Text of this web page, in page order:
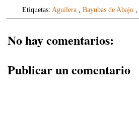
Etiquetas: Aguilera, Bayubas de Abajo,
No hay comentarios:
Publicar un comentario